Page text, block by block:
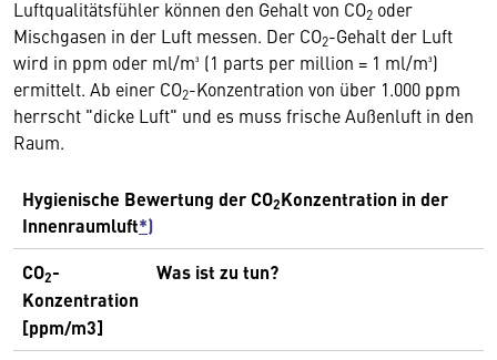
Luftqualitätsfühler können den Gehalt von CO2 oder
Mischgasen in der Luft messen. Der CO2-Gehalt der Luft
wird in ppm oder ml/m³ (1 parts per million = 1 ml/m³)
ermittelt. Ab einer CO2-Konzentration von über 1.000 ppm
herrscht "dicke Luft" und es muss frische Außenluft in den
Raum.
Hygienische Bewertung der CO2­Konzentration in der
Innenraumluft*)
CO2­
Konzentration
[ppm/m3]
Was ist zu tun?